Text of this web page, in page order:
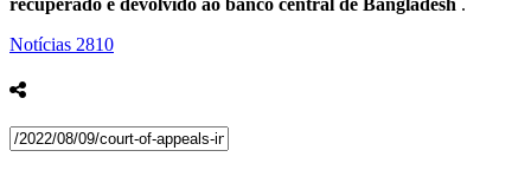
Notícias 2810